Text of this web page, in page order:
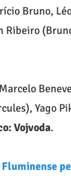
Bruno,
Ribeiro
Yago
Vojvoda.